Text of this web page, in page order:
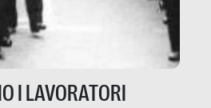
I LAVORATORI